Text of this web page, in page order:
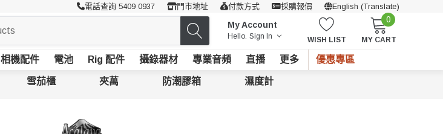
電話查詢 5409 0937 門市地址 付款方式 採購報價 English (Translate)
My Account
Hello. Sign In WISH LIST
0
MY CART
相機配件 電池 Rig 配件 攝錄器材 專業音頻 直播 更多 優惠專區
雪茄櫃 夾萬 防潮膠箱 濕度計